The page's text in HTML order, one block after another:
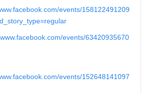
events/158122491209
events/63420935670
events/152648141097